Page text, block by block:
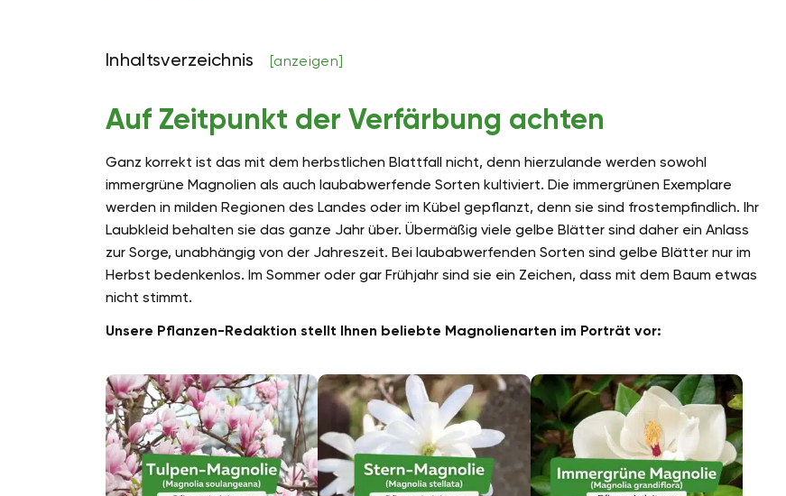
Inhaltsverzeichnis [anzeigen]
Auf Zeitpunkt der Verfärbung achten
Ganz korrekt ist das mit dem herbstlichen Blattfall nicht, denn hierzulande werden sowohl
immergrüne Magnolien als auch laubabwerfende Sorten kultiviert. Die immergrünen Exemplare
werden in milden Regionen des Landes oder im Kübel gepflanzt, denn sie sind frostempfindlich. Ihr
Laubkleid behalten sie das ganze Jahr über. Übermäßig viele gelbe Blätter sind daher ein Anlass
zur Sorge, unabhängig von der Jahreszeit. Bei laubabwerfenden Sorten sind gelbe Blätter nur im
Herbst bedenkenlos. Im Sommer oder gar Frühjahr sind sie ein Zeichen, dass mit dem Baum etwas
nicht stimmt.
Unsere Pflanzen-Redaktion stellt Ihnen beliebte Magnolienarten im Porträt vor: